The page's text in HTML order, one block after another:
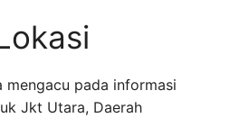
mengacu pada informasi
Jkt Utara, Daerah